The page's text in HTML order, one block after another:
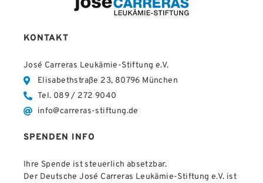
KONTAKT
José Carreras Leukämie-Stiftung e.V.
Elisabethstraße 23, 80796 München
Tel. 089 / 272 9040
info@carreras-stiftung.de
SPENDEN INFO
Ihre Spende ist steuerlich absetzbar.
Der Deutsche José Carreras Leukämie-Stiftung e.V. ist